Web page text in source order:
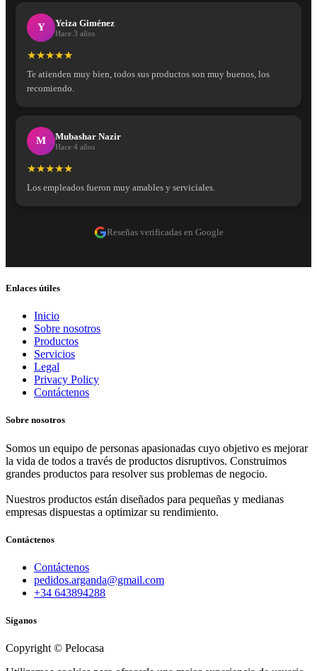
Y Yeiza Giménez
Hace 3 años
★★★★★
Te atienden muy bien, todos sus productos son muy buenos, los
recomiendo.
M Mubashar Nazir
Hace 4 años
★★★★★
Los empleados fueron muy amables y serviciales.
Reseñas verificadas en Google
Enlaces útiles
Inicio
Sobre nosotros
Productos
Servicios
Legal
Privacy Policy
Contáctenos
Sobre nosotros
Somos un equipo de personas apasionadas cuyo objetivo es mejorar
la vida de todos a través de productos disruptivos. Construimos
grandes productos para resolver sus problemas de negocio.
Nuestros productos están diseñados para pequeñas y medianas
empresas dispuestas a optimizar su rendimiento.
Contáctenos
Contáctenos
pedidos.arganda@gmail.com
+34 643894288
Síganos
Copyright © Pelocasa